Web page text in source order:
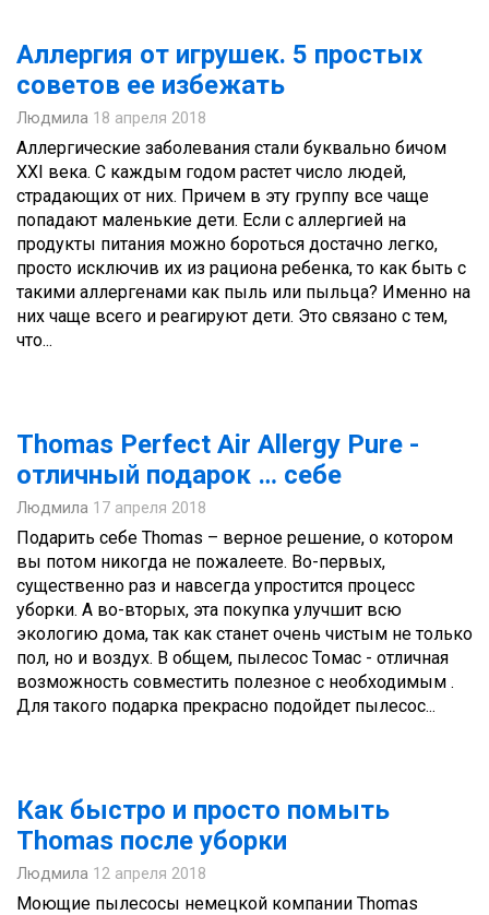
Аллергия от игрушек. 5 простых
советов ее избежать
Людмила 18 апреля 2018
Аллергические заболевания стали буквально бичом
XXI века. С каждым годом растет число людей,
страдающих от них. Причем в эту группу все чаще
попадают маленькие дети. Если с аллергией на
продукты питания можно бороться достачно легко,
просто исключив их из рациона ребенка, то как быть с
такими аллергенами как пыль или пыльца? Именно на
них чаще всего и реагируют дети. Это связано с тем,
что...
Thomas Perfect Air Allergy Pure -
отличный подарок … себе
Людмила 17 апреля 2018
Подарить себе Thomas – верное решение, о котором
вы потом никогда не пожалеете. Во-первых,
существенно раз и навсегда упростится процесс
уборки. А во-вторых, эта покупка улучшит всю
экологию дома, так как станет очень чистым не только
пол, но и воздух. В общем, пылесос Томас - отличная
возможность совместить полезное с необходимым .
Для такого подарка прекрасно подойдет пылесос...
Как быстро и просто помыть
Thomas после уборки
Людмила 12 апреля 2018
Моющие пылесосы немецкой компании Thomas